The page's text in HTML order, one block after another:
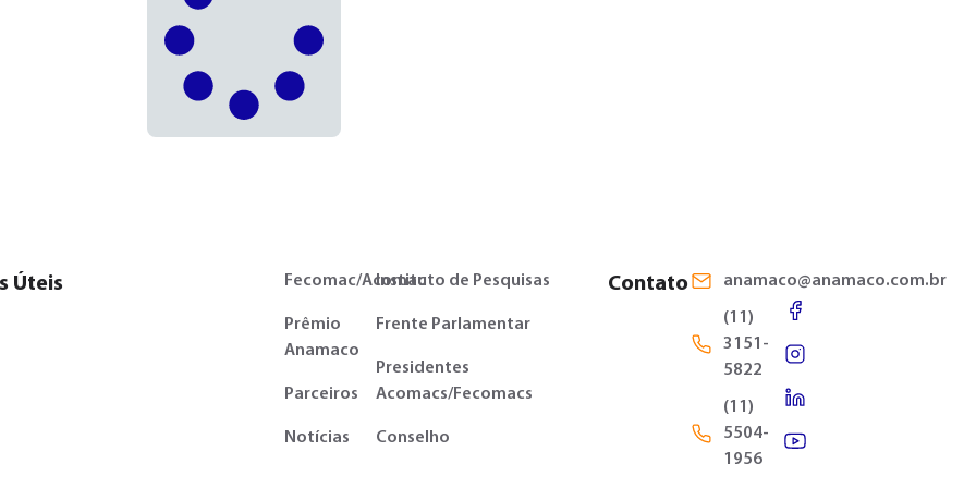
Úteis Fecomac/Acomac
Prêmio
Anamaco
Parceiros
Notícias
Instituto de Pesquisas
Frente Parlamentar
Presidentes
Acomacs/Fecomacs
Conselho
Contato anamaco@anamaco.com.br
(11)
3151-
5822
(11)
5504-
1956